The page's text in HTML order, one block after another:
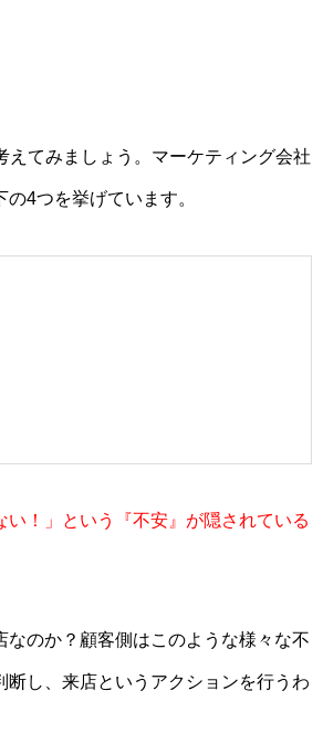
えてみましょう。マーケティング会社
4つを挙げています。
！」という『不安』が隠されている
のか？顧客側はこのような様々な不
し、来店というアクションを行うわ